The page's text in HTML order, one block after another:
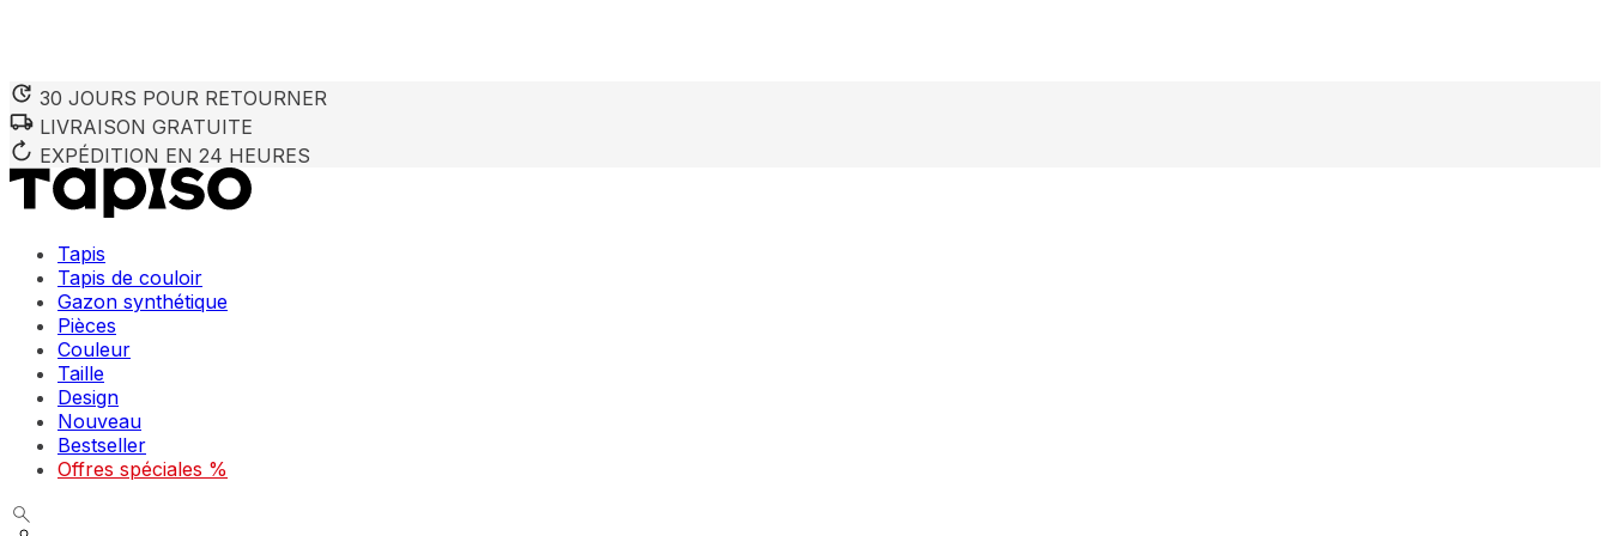
30 JOURS POUR RETOURNER
LIVRAISON GRATUITE
EXPÉDITION EN 24 HEURES
Tapis
Tapis de couloir
Gazon synthétique
Pièces
Couleur
Taille
Design
Nouveau
Bestseller
Offres spéciales %